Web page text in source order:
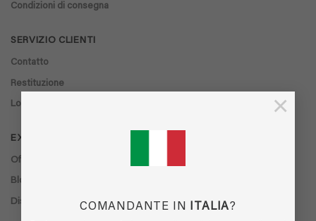
COMANDANTE IN ITALIA?
×
Condizioni di consegna
SERVIZIO CLIENTI
Contatto
Restituzione
Localizzatore di negozi
EXTRA
Offerte
Blog
Distributori